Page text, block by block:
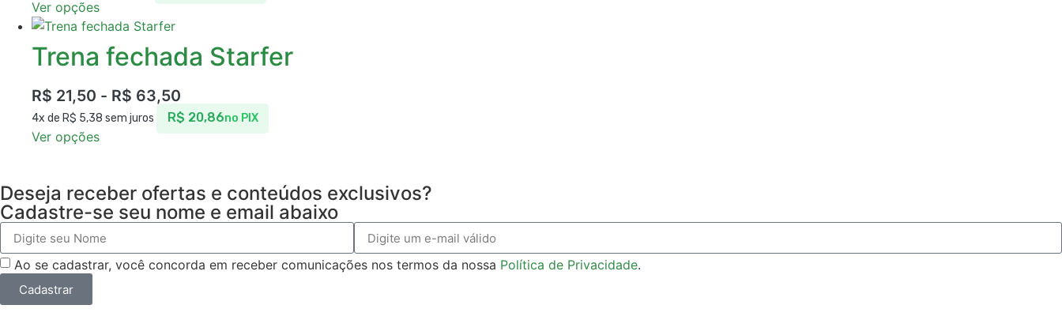
Ver opções
Trena fechada Starfer
R$ 21,50 - R$ 63,50
4x de R$ 5,38 sem juros R$ 20,86no PIX
Ver opções
Deseja receber ofertas e conteúdos exclusivos?
Cadastre-se seu nome e email abaixo
Ao se cadastrar, você concorda em receber comunicações nos termos da nossa Política de Privacidade.
Cadastrar